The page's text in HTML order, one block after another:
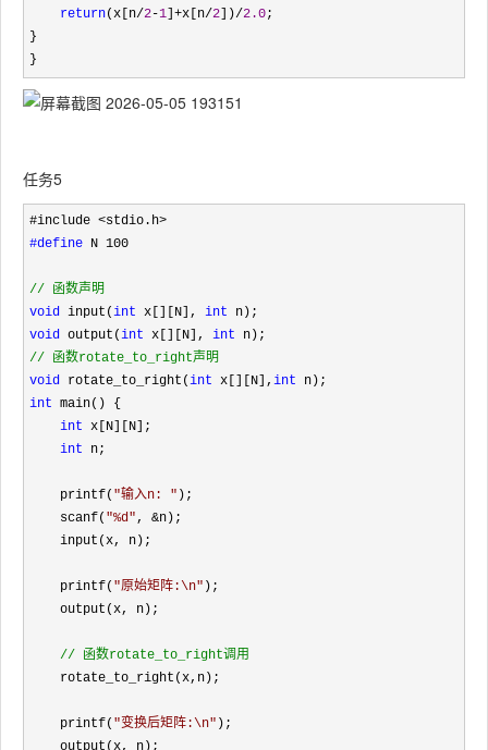
return(x[n/2-1 ]+x[n/2 ])/2.0;
}
}
任务5
#define N 100
// 函数声明
void input(int x[][N], int
void output(int x[][N], int
// 函数rotate_to_right声明
void rotate_to_right(int x[][N], int
int main() {
int x[N][N];
int n;
    printf(
"输入n: " );
    scanf(
"%d", &n);
    printf(
"原始矩阵:\n" );
// 函数rotate_to_right调用
    printf(
"变换后矩阵:\n" );